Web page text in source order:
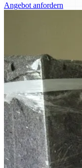
Angebot anfordern